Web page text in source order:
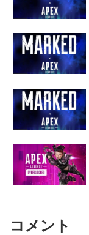
コメント